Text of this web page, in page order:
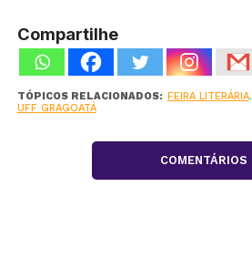
Compartilhe
TÓPICOS RELACIONADOS: FEIRA LITERÁRIA,
UFF GRAGOATÁ
COMENTÁRIOS